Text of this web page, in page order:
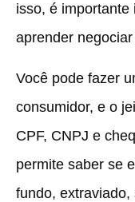
isso, é importante
aprender
Você pode fazer
consumidor, e o
CPF, CNPJ e
permite saber se
fundo,